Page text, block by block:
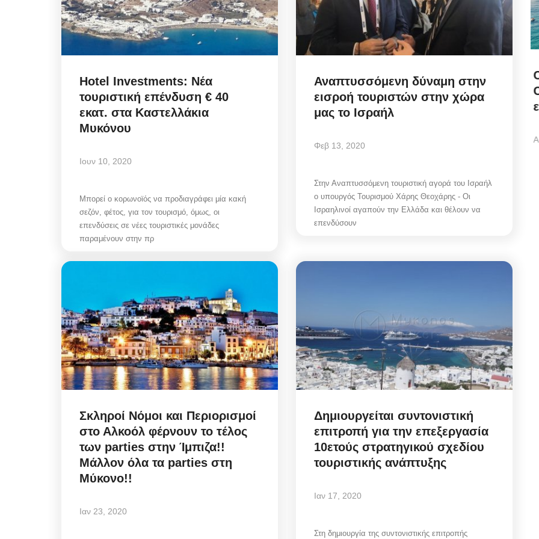
Hotel Investments: Νέα
τουριστική επένδυση € 40
εκατ. στα Καστελλάκια
Μυκόνου
Ιουν 10, 2020
Μπορεί ο κορωνοϊός να προδιαγράφει μία κακή
σεζόν, φέτος, για τον τουρισμό, όμως, οι
επενδύσεις σε νέες τουριστικές μονάδες
παραμένουν στην πρ
Αναπτυσσόμενη δύναμη στην
εισροή τουριστών στην χώρα
μας το Ισραήλ
Φεβ 13, 2020
Στην Αναπτυσσόμενη τουριστική αγορά του Ισραήλ
ο υπουργός Τουρισμού Χάρης Θεοχάρης - Οι
Ισραηλινοί αγαπούν την Ελλάδα και θέλουν να
επενδύσουν
Σκληροί Νόμοι και Περιορισμοί
στο Αλκοόλ φέρνουν το τέλος
των parties στην Ίμπιζα!!
Μάλλον όλα τα parties στη
Μύκονο!!
Ιαν 23, 2020
Δημιουργείται συντονιστική
επιτροπή για την επεξεργασία
10ετούς στρατηγικού σχεδίου
τουριστικής ανάπτυξης
Ιαν 17, 2020
Στη δημιουργία της συντονιστικής επιτροπής
State Transparency Reform:
Υποχρεωτική η ανάρτηση
Εγκυκλίων...
Coastal Enforcement
Clampdown: «Σαφάρι»
ελέγχων στις ελληνικές...
ελέγχων στις ελληνικές ακτές! Αυστηρά πρόστιμα...